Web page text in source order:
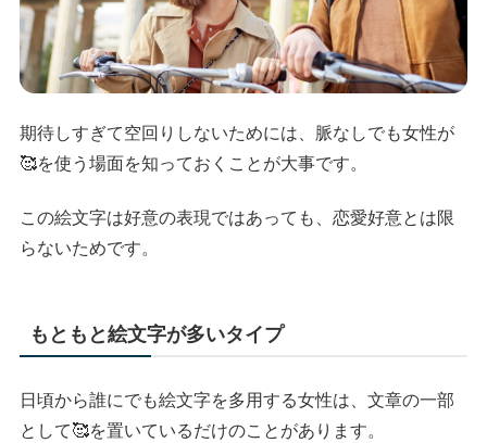
期待しすぎて空回りしないためには、脈なしでも女性が
🥰を使う場面を知っておくことが大事です。
この絵文字は好意の表現ではあっても、恋愛好意とは限
らないためです。
もともと絵文字が多いタイプ
日頃から誰にでも絵文字を多用する女性は、文章の一部
として🥰を置いているだけのことがあります。